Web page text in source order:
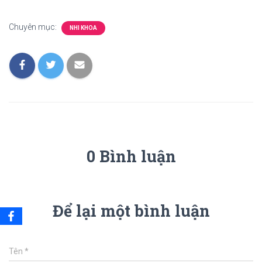
Chuyên mục: NHI KHOA
0 Bình luận
Để lại một bình luận
Tên *